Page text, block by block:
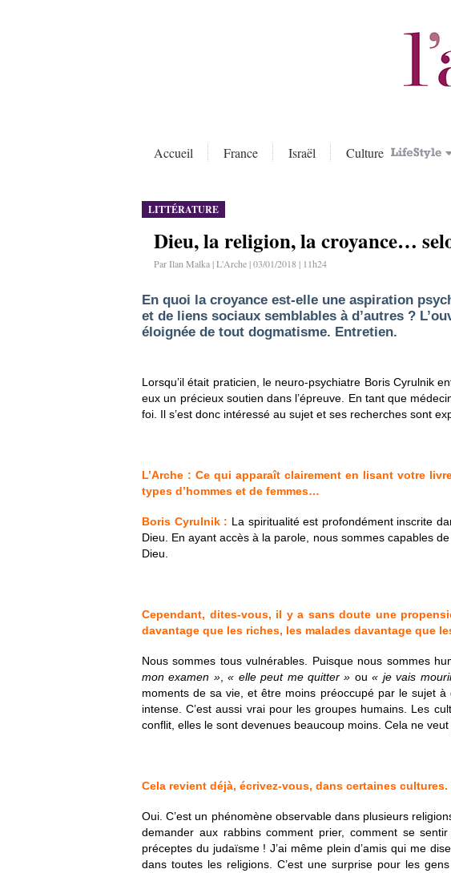
Accueil France Israël Culture
LITTÉRATURE
Dieu, la religion, la croyance…
Par Ilan Malka | L'Arche | 03/01/2018 | 11h24
En quoi la croyance est-elle une aspiration
et de liens sociaux semblables à d’autres ?
éloignée de tout dogmatisme. Entretien.
Lorsqu’il était praticien, le neuro-psychiatre Boris Cyrulnik
eux un précieux soutien dans l’épreuve. En tant que
foi. Il s’est donc intéressé au sujet et ses recherches sont
L’Arche : Ce qui apparaît clairement en lisant votre
types d’hommes et de femmes…
Boris Cyrulnik : La spiritualité est profondément inscrite
Dieu. En ayant accès à la parole, nous sommes capables
Dieu.
Cependant, dites-vous, il y a sans doute une
davantage que les riches, les malades davantage que
Nous sommes tous vulnérables. Puisque nous sommes
mon examen »,« elle peut me quitter » ou« je vais
moments de sa vie, et être moins préoccupé par le sujet à
intense. C’est aussi vrai pour les groupes humains. Les
conflit, elles le sont devenues beaucoup moins. Cela ne
Cela revient déjà, écrivez-vous, dans certaines
Oui. C’est un phénomène observable dans plusieurs
demander aux rabbins comment prier, comment se
préceptes du judaïsme ! J’ai même plein d’amis qui me
dans toutes les religions. C’est une surprise pour les